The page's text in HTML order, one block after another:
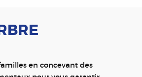
en concevant des